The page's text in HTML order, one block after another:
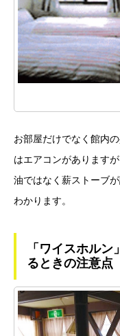
お部屋だけでなく館内
はエアコンがあります
油ではなく薪ストーブ
わかります。
「ワイスホル
るときの注意点